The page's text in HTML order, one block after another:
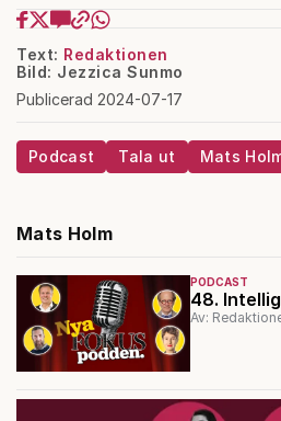
Text: Redaktionen
Bild: Jezzica Sunmo
Publicerad 2024-07-17
Podcast Tala ut Mats
Mats Holm
PODCAST
48.
Av: